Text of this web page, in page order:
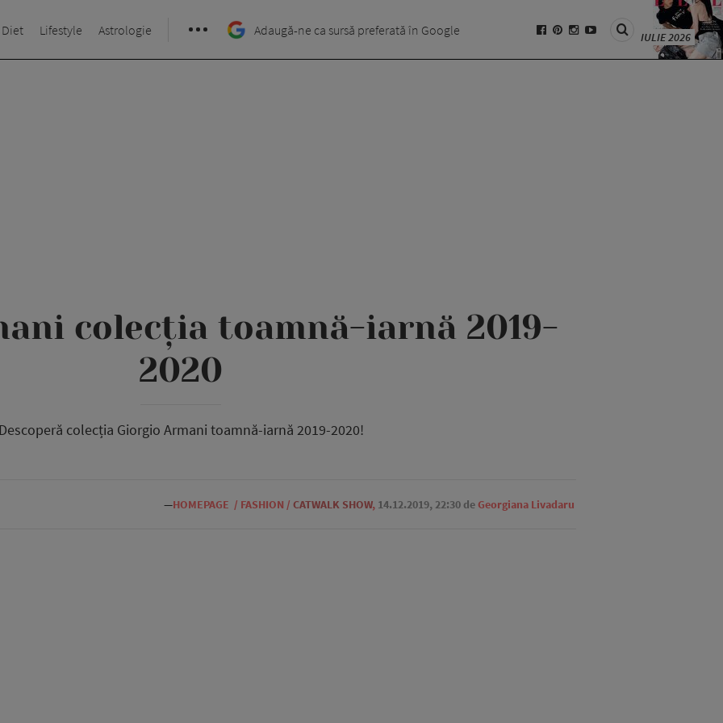
Diet Lifestyle Astrologie Adaugă-ne ca sursă preferată în Google IULIE 2026
colecția toamnă-iarnă 2019-
2020
Descoperă colecția Giorgio Armani toamnă-iarnă 2019-2020!
—HOMEPAGE / FASHION / CATWALK SHOW, 14.12.2019, 22:30 deGeorgiana Livadaru